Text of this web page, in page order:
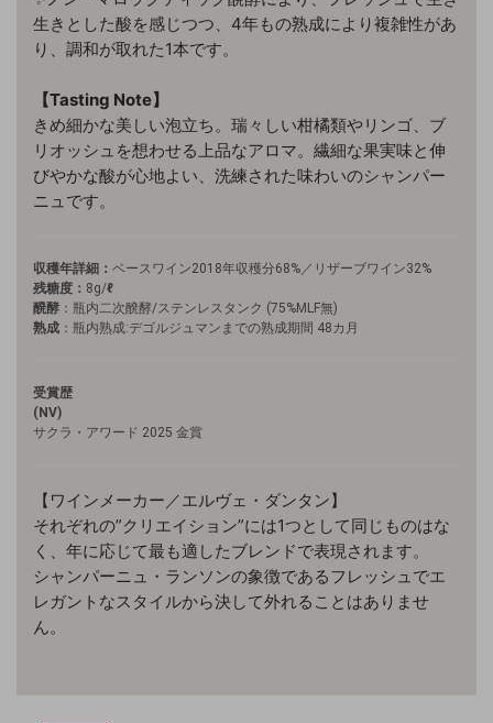
生きとした酸を感じつつ、4年もの熟成により複雑性があ
り、調和が取れた1本です。
【Tasting Note】
きめ細かな美しい泡立ち。瑞々しい柑橘類やリンゴ、ブ
リオッシュを想わせる上品なアロマ。繊細な果実味と伸
びやかな酸が心地よい、洗練された味わいのシャンパー
ニュです。
収穫年詳細： ベースワイン2018年収穫分68%／リザーブワイン32%
残糖度： 8g/ℓ
醗酵 ：瓶内二次醗酵/ステンレスタンク (75%MLF無)
熟成 ：瓶内熟成:デゴルジュマンまでの熟成期間 48カ月
受賞歴
(NV)
サクラ・アワード 2025 金賞
【 ワインメーカー／エルヴェ・ダンタン】
それぞれの”クリエイション”には1つとして同じものはな
く、年に応じて最も適したブレンドで表現されます。
シャンパーニュ・ランソンの象徴であるフレッシュでエ
レガントなスタイルから決して外れることはありませ
ん。